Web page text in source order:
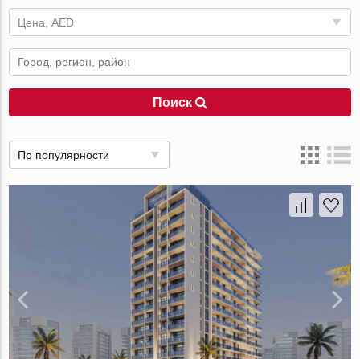
Цена, AED
Поиск
По популярности